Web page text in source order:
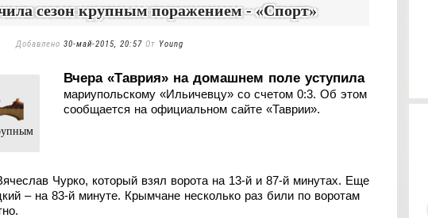
сезон крупным поражением - «Спорт»
Добавлено 30-май-2015, 20:57От Young
Вчера «Таврия» на домашнем поле уступила
мариупольскому «Ильичевцу» со счетом 0:3. Об этом
сообщается на официальном сайте «Таврии».
Чурко, который взял ворота на 13-й и 87-й минутах. Еще
– на 83-й минуте. Крымчане несколько раз били по воротам